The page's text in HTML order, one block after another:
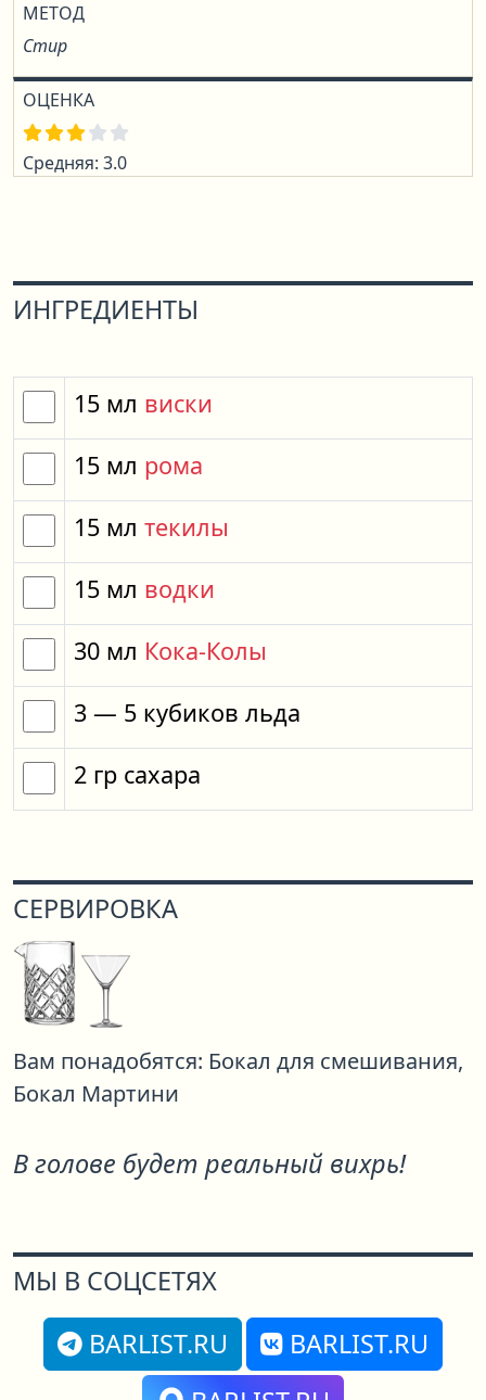
МЕТОД
Стир
ОЦЕНКА
Средняя: 3.0
ИНГРЕДИЕНТЫ
15 мл виски
15 мл рома
15 мл текилы
15 мл водки
30 мл Кока-Колы
3 — 5 кубиков льда
2 гр сахара
СЕРВИРОВКА
Вам понадобятся: Бокал для смешивания,
Бокал Мартини
В голове будет реальный вихрь!
МЫ В СОЦСЕТЯХ
BARLIST.RU
BARLIST.RU